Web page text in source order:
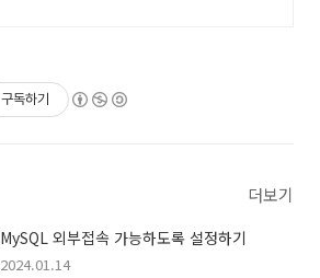
구독하기
더보기
MySQL 외부접속 가능하도록 설정하기
2024.01.14